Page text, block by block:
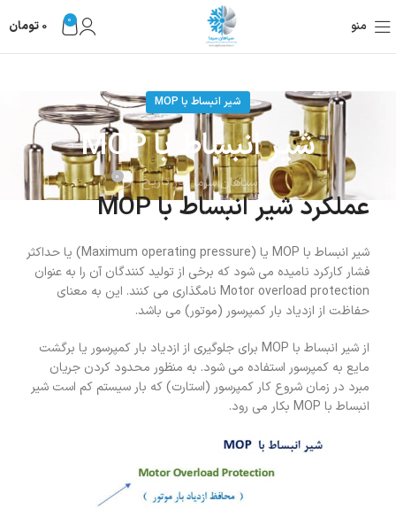
منو 0
0 تومان
شیر انبساط با MOP
شیر انبساط با MOP
سپاهان سرما در تاریخ 0
عملکرد شیر انبساط با MOP
شیر انبساط با MOP یا (Maximum operating pressure) یا حداکثر
فشار کارکرد نامیده می شود که برخی از تولید کنندگان آن را به عنوان
Motor overload protection نامگذاری می کنند. این به معنای
حفاظت از ازدیاد بار کمپرسور (موتور) می باشد.
از شیر انبساط با MOP برای جلوگیری از ازدیاد بار کمپرسور یا برگشت
مایع به کمپرسور استفاده می شود. به منظور محدود کردن جریان
مبرد در زمان شروع کار کمپرسور (استارت) که بار سیستم کم است شیر
انبساط با MOP بکار می رود.